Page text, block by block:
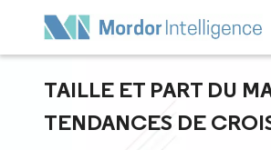
TAILLE ET PART DU
TENDANCES DE